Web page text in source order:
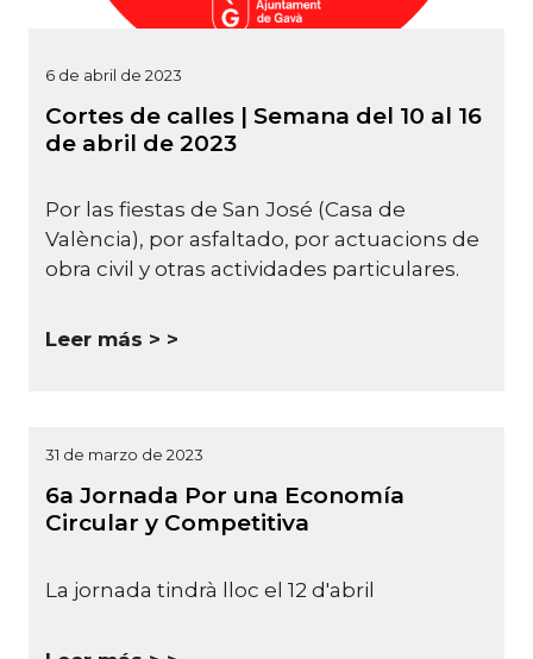
6 de abril de 2023
Cortes de calles | Semana del 10 al 16
de abril de 2023
Por las fiestas de San José (Casa de
València), por asfaltado, por actuacions de
obra civil y otras actividades particulares.
Leer más >
31 de marzo de 2023
6a Jornada Por una Economía
Circular y Competitiva
La jornada tindrà lloc el 12 d'abril